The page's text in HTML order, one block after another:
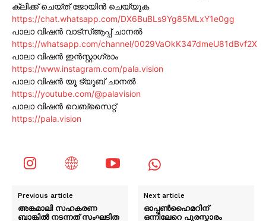
ക്ലിക്ക് ചെയ്ത് ജോയിൻ ചെയ്യുക
https://chat.whatsapp.com/DX6BuBLs9Yg85MLxY1e0gg
പാലാ വിഷൻ വാട്സ്ആപ്പ് ചാനൽ
https://whatsapp.com/channel/0029VaOkK347dmeU81dBvf2X
പാലാ വിഷൻ ഇൻസ്റ്റാഗ്രാം
https://www.instagram.com/pala.vision
പാലാ വിഷൻ യൂ ട്യൂബ് ചാനൽ
https://youtube.com/@palavision
പാലാ വിഷൻ വെബ്സൈറ്റ്
https://pala.vision
Previous article
അങ്കമാലി സഹകരണ
ബാങ്കിൽ നടന്നത് സംഘടിത
Next article
ഓപ്പൺഹൈമറിന്
ഒന്നിലേറെ പുരസ്കാരം